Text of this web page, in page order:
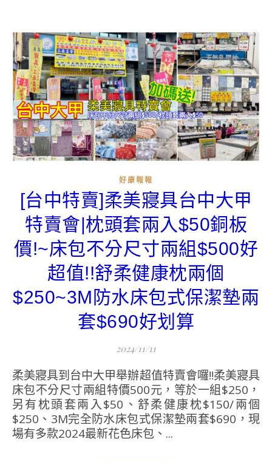
好康報報
[台中特賣]柔美寢具台中大甲
特賣會|枕頭套兩入$50銅板
價!~床包不分尺寸兩組$500好
超值!!舒柔健康枕兩個
$250~3M防水床包式保潔墊兩
套$690好划算
2024/11/11
柔美寢具到台中大甲舉辦超值特賣會囉!!柔美寢具
床包不分尺寸兩組特價500元，等於一組$250，
另有枕頭套兩入$50、舒柔健康枕$150/兩個
$250、3M完全防水床包式保潔墊兩套$690，現
場有多款2024最新花色床包、...